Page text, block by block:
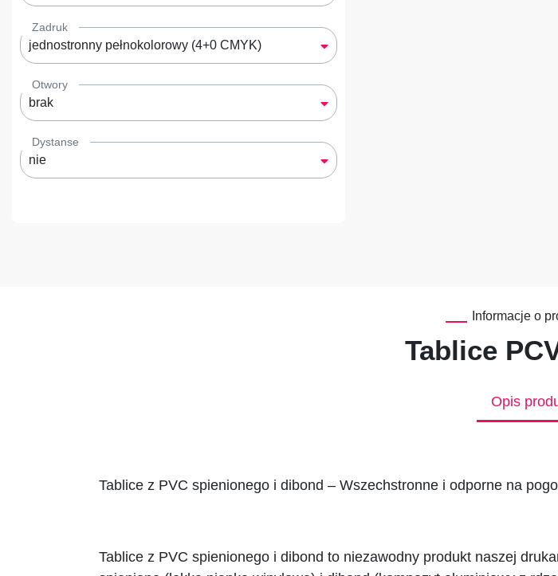
Zadruk
jednostronny pełnokolorowy (4+0 CMYK)
Otwory
brak
Dystanse
nie
Informacje o
Tablice
Opis
Tablice z PVC spienionego i dibond – Wszechstronne i odporne na
Tablice z PVC spienionego i dibond to niezawodny produkt naszej